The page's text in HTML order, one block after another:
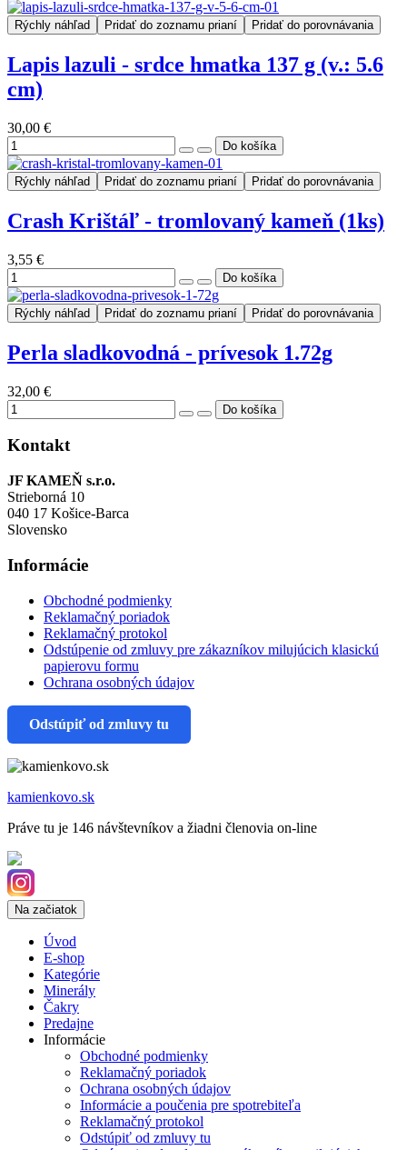
Rýchly náhľad Pridať do zoznamu prianí Pridať do porovnávania
Lapis lazuli - srdce hmatka 137 g (v.: 5.6
cm)
30,00 €
Rýchly náhľad Pridať do zoznamu prianí Pridať do porovnávania
Crash Krištáľ - tromlovaný kameň (1ks)
3,55 €
Rýchly náhľad Pridať do zoznamu prianí Pridať do porovnávania
Perla sladkovodná - prívesok 1.72g
32,00 €
Kontakt
JF KAMEŇ s.r.o.
Strieborná 10
040 17 Košice-Barca
Slovensko
Informácie
Obchodné podmienky
Reklamačný poriadok
Reklamačný protokol
Odstúpenie od zmluvy pre zákazníkov milujúcich klasickú
papierovu formu
Ochrana osobných údajov
Odstúpiť od zmluvy tu
kamienkovo.sk
Práve tu je 146 návštevníkov a žiadni členovia on-line
Na začiatok
Úvod
E-shop
Kategórie
Minerály
Čakry
Predajne
Informácie
Obchodné podmienky
Reklamačný poriadok
Ochrana osobných údajov
Informácie a poučenia pre spotrebiteľa
Reklamačný protokol
Odstúpiť od zmluvy tu